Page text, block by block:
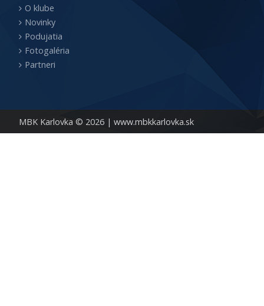
MBK Karlovka © 2026 | www.mbkkarlovka.sk
O klube
Novinky
Podujatia
Fotogaléria
Partneri